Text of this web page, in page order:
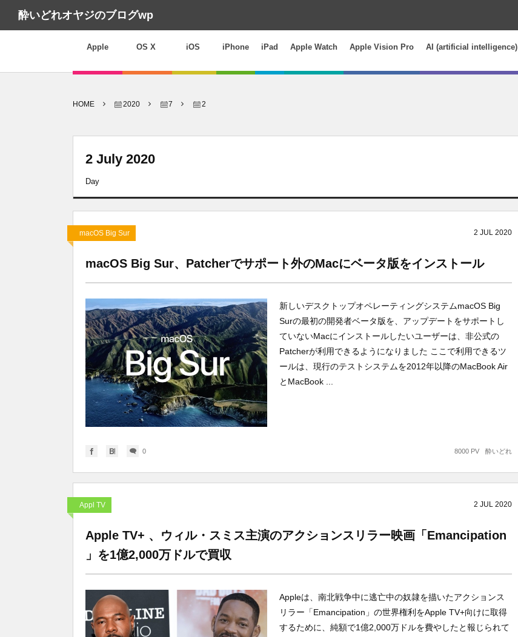
酔いどれオヤジのブログwp
Apple OS X iOS iPhone iPad Apple Watch Apple Vision Pro AI (artificial intelligence)
HOME 2020 7 2
2 July 2020
Day
macOS Big Sur 2 JUL 2020
macOS Big Sur、Patcherでサポート外のMacにベータ版をインストール
新しいデスクトップオペレーティングシステムmacOS Big
Surの最初の開発者ベータ版を、アップデートをサポートし
ていないMacにインストールしたいユーザーは、非公式の
Patcherが利用できるようになりました ここで利用できるツ
ールは、現行のテストシステムを2012年以降のMacBook Air
とMacBook ...
0 酔いどれ
8000 PV
Appl TV 2 JUL 2020
Apple TV+ 、ウィル・スミス主演のアクションスリラー映画「Emancipation
」を1億2,000万ドルで買収
Appleは、南北戦争中に逃亡中の奴隷を描いたアクションス
リラー「Emancipation」の世界権利をApple TV+向けに取得
するために、純額で1億2,000万ドルを費やしたと報じられて